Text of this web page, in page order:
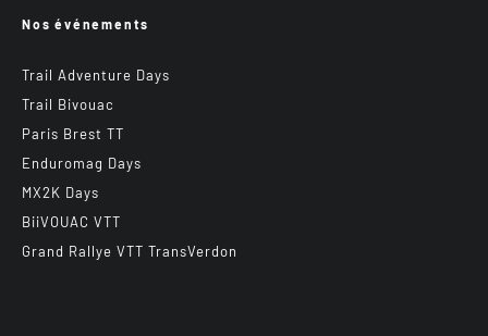
Nos événements
Trail Adventure Days
Trail Bivouac
Paris Brest TT
Enduromag Days
MX2K Days
BiiVOUAC VTT
Grand Rallye VTT TransVerdon